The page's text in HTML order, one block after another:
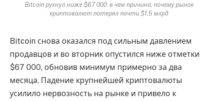
Bitcoin рухнул ниже $67 000: в чем причина, почему рынок
криптовалют потерял почти $1,5 млрд
Bitcoin снова оказался под сильным давлением
продавцов и во вторник опустился ниже отметки
$67 000, обновив минимум примерно за два
месяца. Падение крупнейшей криптовалюты
усилило нервозность на рынке и привело к